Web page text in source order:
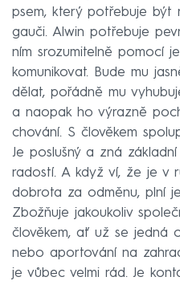
psem, který potřebuje být
gauči. Alwin potřebuje
ním srozumitelně pomocí
komunikovat. Bude mu
dělat, pořádně mu
a naopak ho výrazně
chování. S člověkem
Je poslušný a zná
radostí. A když ví, že je v
dobrota za odměnu, plní
Zbožňuje jakoukoliv
člověkem, ať už se jedná
nebo aportování na
je vůbec velmi rád. Je